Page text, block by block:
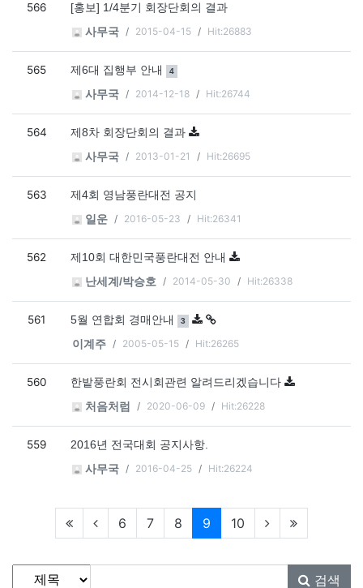
566
[홍보] 1/4분기 회장단회의 결과
사무국
2015-04-15 Hit:26883
565 제6대 집행부 안내 댓글
4
사무국 2014-12-18 Hit:26744
564
제8차 회장단회의 결과
사무국
2013-01-21 Hit:26695
563
제4회 영남풍란대전 공지
일운
2016-05-23 Hit:26341
562
제10회 대한민국풍란대전 안내
난세계/박승호
2014-05-30 Hit:26338
561 5월 연합회 경매안내 댓글
3 개
이계주 2005-05-15 Hit:26265
560
한밭풍란회 전시회관련 알려드리겠습니다
처음처럼
2020-06-09 Hit:26228
559
2016년 전국대회 공지사항.
사무국
2016-04-25 Hit:26224
6 7 8 9 현재페이지
10
게시물 검색
검색대상
검색어필수 검색